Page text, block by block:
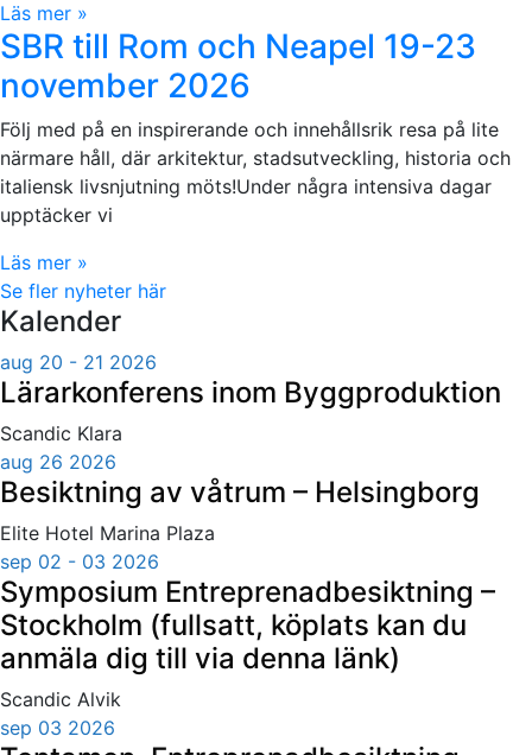
Läs mer »
SBR till Rom och Neapel 19-23
november 2026
Följ med på en inspirerande och innehållsrik resa på lite
närmare håll, där arkitektur, stadsutveckling, historia och
italiensk livsnjutning möts!Under några intensiva dagar
upptäcker vi
Läs mer »
Se fler nyheter här
Kalender
aug 20 - 21 2026
Lärarkonferens inom Byggproduktion
Scandic Klara
aug 26 2026
Besiktning av våtrum – Helsingborg
Elite Hotel Marina Plaza
sep 02 - 03 2026
Symposium Entreprenadbesiktning –
Stockholm (fullsatt, köplats kan du
anmäla dig till via denna länk)
Scandic Alvik
sep 03 2026